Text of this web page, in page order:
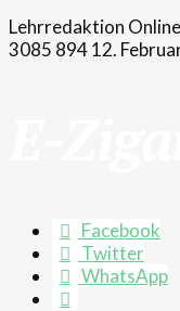
Lehrredaktion Online
3085 89412.
Facebook
Twitter
WhatsApp